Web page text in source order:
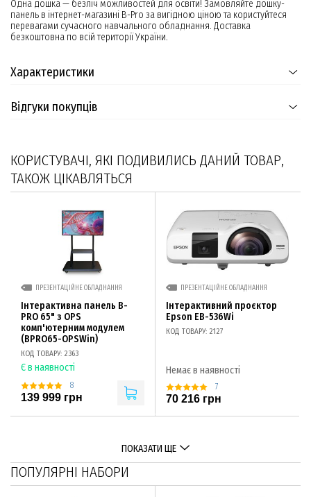
Одна дошка — безліч можливостей для освіти! Замовляйте дошку-
панель в інтернет-магазині B-Pro за вигідною ціною та користуйтеся
перевагами сучасного навчального обладнання. Доставка
безкоштовна по всій території України.
Характеристики
Відгуки покупців
КОРИСТУВАЧІ, ЯКІ ПОДИВИЛИСЬ ДАНИЙ ТОВАР,
ТАКОЖ ЦІКАВЛЯТЬСЯ
ПРЕЗЕНТАЦІЙНЕ ОБЛАДНАННЯ
Інтерактивна панель B-
PRO 65" з OPS
комп'ютерним модулем
(BPRO65-OPSWin)
КОД ТОВАРУ: 2363
Є в наявності
8
139 999 грн
ПРЕЗЕНТАЦІЙНЕ ОБЛАДНАННЯ
Інтерактивний проєктор
Epson EB-536Wi
КОД ТОВАРУ: 2127
Немає в наявності
7
70 216 грн
ПОКАЗАТИ ЩЕ
ПОПУЛЯРНІ НАБОРИ